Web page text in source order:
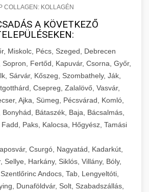
COLLAGEN: KOLLAGÉN
A KÖVETKEZŐ
Miskolc, Pécs, Szeged, Debrecen
Fertőd, Kapuvár, Csorna, Győr,
Sárvár, Kőszeg, Szombathely, Ják,
Csepreg, Zalalövő, Vasvár,
Ajka, Sümeg, Pécsvárad, Komló,
Bátaszék, Baja, Bácsalmás,
Paks, Kalocsa, Hőgyész, Tamási
Csurgó, Nagyatád, Kadarkút,
Sellye, Harkány, Siklós, Villány, Bóly,
Andocs, Tab, Lengyeltóti,
Dunaföldvár, Solt, Szabadszállás,